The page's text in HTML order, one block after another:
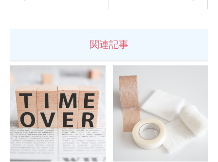
関連記事